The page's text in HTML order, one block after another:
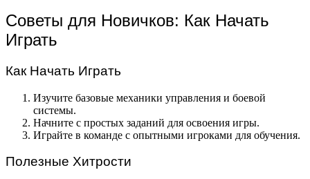
Советы для Новичков: Как Начать
Играть
Как Начать Играть
Изучите базовые механики управления и боевой
системы.
Начните с простых заданий для освоения игры.
Играйте в команде с опытными игроками для обучения.
Полезные Хитрости